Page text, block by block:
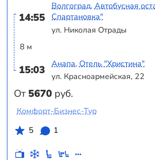
14:55
8 м
15:03
От 5670 руб.
Волгоград, Автобусная
Спартановка"
ул. Николая Отрады
Анапа, Отель "Христина"
ул. Красноармейская, 22
Комфорт-Бизнес-Тур
5
1